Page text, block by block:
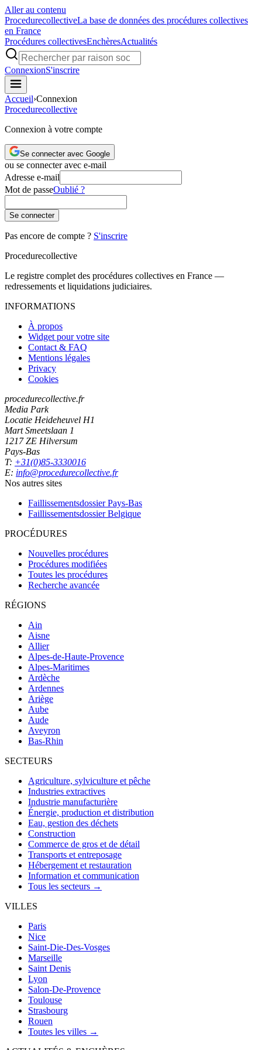
Aller au contenu
ProcedurecollectiveLa base de données des procédures collectives
en France
Procédures collectivesEnchèresActualités
ConnexionS'inscrire
Accueil›Connexion
Procedurecollective
Connexion à votre compte
Se connecter avec Google
ou se connecter avec e-mail
Adresse e-mail
Mot de passeOublié ?
Se connecter
Pas encore de compte ? S'inscrire
Procedurecollective
Le registre complet des procédures collectives en France —
redressements et liquidations judiciaires.
INFORMATIONS
À propos
Widget pour votre site
Contact & FAQ
Mentions légales
Privacy
Cookies
procedurecollective.fr
Media Park
Locatie Heideheuvel H1
Mart Smeetslaan 1
1217 ZE Hilversum
Pays-Bas
T: +31(0)85-3330016
E: info@procedurecollective.fr
Nos autres sites
Faillissementsdossier Pays-Bas
Faillissementsdossier Belgique
PROCÉDURES
Nouvelles procédures
Procédures modifiées
Toutes les procédures
Recherche avancée
RÉGIONS
Ain
Aisne
Allier
Alpes-de-Haute-Provence
Alpes-Maritimes
Ardèche
Ardennes
Ariège
Aube
Aude
Aveyron
Bas-Rhin
SECTEURS
Agriculture, sylviculture et pêche
Industries extractives
Industrie manufacturière
Énergie, production et distribution
Eau, gestion des déchets
Construction
Commerce de gros et de détail
Transports et entreposage
Hébergement et restauration
Information et communication
Tous les secteurs →
VILLES
Paris
Nice
Saint-Die-Des-Vosges
Marseille
Saint Denis
Lyon
Salon-De-Provence
Toulouse
Strasbourg
Rouen
Toutes les villes →